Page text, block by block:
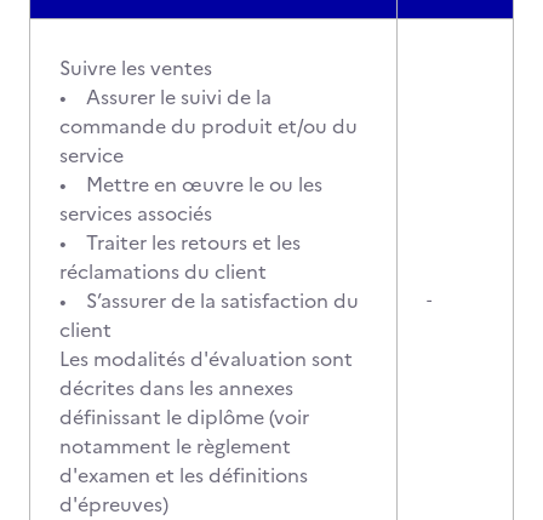
Suivre les ventes
• Assurer le suivi de la
commande du produit et/ou du
service
• Mettre en œuvre le ou les
services associés
• Traiter les retours et les
réclamations du client
• S’assurer de la satisfaction du
client
Les modalités d'évaluation sont
décrites dans les annexes
définissant le diplôme (voir
notamment le règlement
d'examen et les définitions
d'épreuves)
-